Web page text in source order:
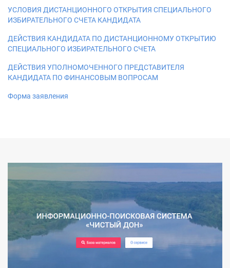
УСЛОВИЯ ДИСТАНЦИОННОГО ОТКРЫТИЯ СПЕЦИАЛЬНОГО
ИЗБИРАТЕЛЬНОГО СЧЕТА КАНДИДАТА
ДЕЙСТВИЯ КАНДИДАТА ПО ДИСТАНЦИОННОМУ ОТКРЫТИЮ
СПЕЦИАЛЬНОГО ИЗБИРАТЕЛЬНОГО СЧЕТА
ДЕЙСТВИЯ УПОЛНОМОЧЕННОГО ПРЕДСТАВИТЕЛЯ
КАНДИДАТА ПО ФИНАНСОВЫМ ВОПРОСАМ
Форма заявления